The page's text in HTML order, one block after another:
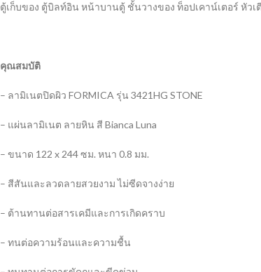
ตู้เก็บของ ตู้บิลท์อิน หน้าบานตู้ ชั้นวางของ ท็อปเคาน์เตอร์ หัว
คุณสมบัติ
– ลามิเนตปิดผิว FORMICA รุ่น 3421HG STONE
– แผ่นลามิเนต ลายหิน สี Bianca Luna
– ขนาด 122 x 244 ซม. หนา 0.8 มม.
– สีสันและลวดลายสวยงาม ไม่ซีดจางง่าย
– ต้านทานต่อสารเคมีและการเกิดคราบ
– ทนต่อความร้อนและความชื้น